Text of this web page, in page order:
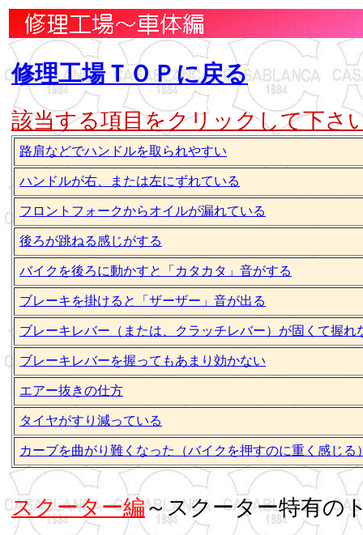
修理工場ＴＯＰに戻る
該当する項目をクリックして下さ
路肩などでハンドルを取られやすい
ハンドルが右、または左にずれている
フロントフォークからオイルが漏れている
後ろが跳ねる感じがする
バイクを後ろに動かすと「カタカタ」音がする
ブレーキを掛けると「ザーザー」音が出る
ブレーキレバー（または、クラッチレバー）が固くて握れ
ブレーキレバーを握ってもあまり効かない
エアー抜きの仕方
タイヤがすり減っている
カーブを曲がり難くなった（バイクを押すのに重く感じる
スクーター編～スクーター特有の